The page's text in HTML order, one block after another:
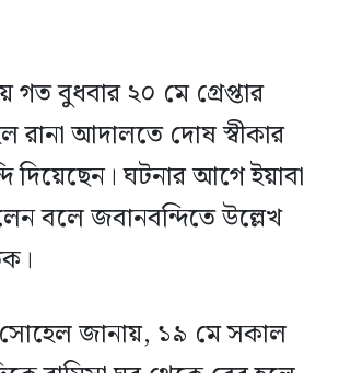
গত বুধবার ২০ মে গ্রেপ্তার
রানা আদালতে দোষ স্বীকার
দিয়েছেন। ঘটনার আগে ইয়াবা
বলে জবানবন্দিতে উল্লেখ
জানায়, ১৯ মে সকাল